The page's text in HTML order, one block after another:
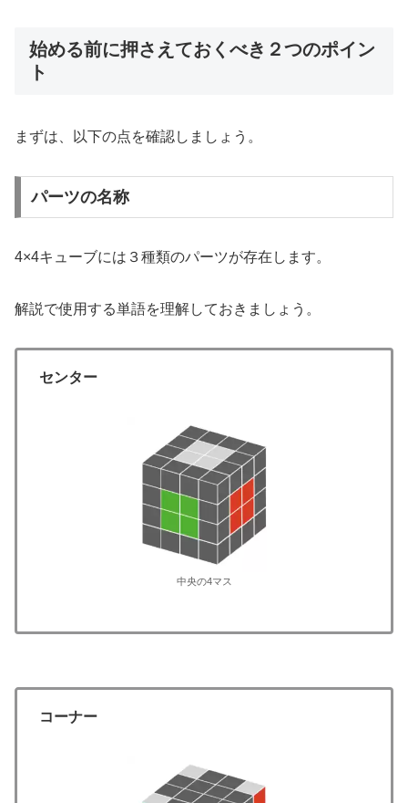
始める前に押さえておくべき２つのポイン
ト
まずは、以下の点を確認しましょう。
パーツの名称
4×4キューブには３種類のパーツが存在します。
解説で使用する単語を理解しておきましょう。
センター
中央の4マス
コーナー